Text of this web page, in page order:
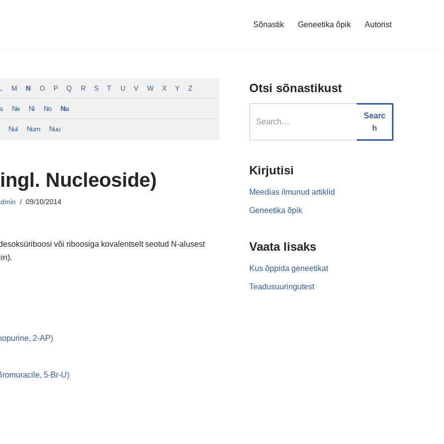
Sõnastik Geneetika õpik Autorist
M N O P Q R S T U V W X Y Z
Ne Ni No Nu
Nul Num Nuu
Nucleoside)
09/10/2014
või riboosiga kovalentselt seotud N-alusest
2-AP)
5-Br-U)
Otsi sõnastikust
Searc
h
Kirjutisi
Meedias ilmunud artiklid
Geneetika õpik
Vaata lisaks
Kus õppida geneetikat
Teadusuuringutest